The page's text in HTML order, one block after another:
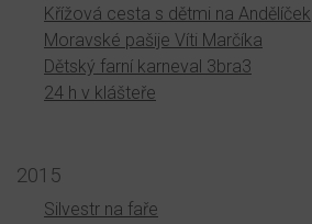
Křížová cesta s dětmi na Andělíček
Moravské pašije Víti Marčíka
Dětský farní karneval 3bra3
24 h v klášteře
2015
Silvestr na faře